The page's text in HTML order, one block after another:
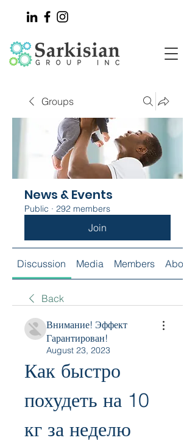
Groups
News & Events
Public · 292 members
Join
Discussion Media Members About
Back
Внимание! Эффект
Гарантирован!
August 23, 2023
Как быстро
похудеть на 10
кг за неделю